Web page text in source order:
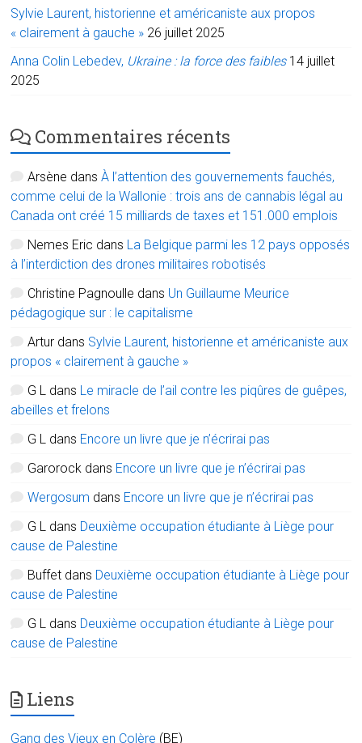
Sylvie Laurent, historienne et américaniste aux propos
« clairement à gauche » 26 juillet 2025
Anna Colin Lebedev, Ukraine : la force des faibles 14 juillet
2025
Commentaires récents
Arsène dansÀ l’attention des gouvernements fauchés,
comme celui de la Wallonie : trois ans de cannabis légal au
Canada ont créé 15 milliards de taxes et 151.000 emplois
Nemes Eric dans La Belgique parmi les 12 pays opposés
à l’interdiction des drones militaires robotisés
Christine Pagnoulle dans Un Guillaume Meurice
pédagogique sur : le capitalisme
Artur dans Sylvie Laurent, historienne et américaniste aux
propos « clairement à gauche »
G L dans Le miracle de l’ail contre les piqûres de guêpes,
abeilles et frelons
G L dans Encore un livre que je n’écrirai pas
Garorock dans Encore un livre que je n’écrirai pas
Wergosum dans Encore un livre que je n’écrirai pas
G L dans Deuxième occupation étudiante à Liège pour
cause de Palestine
Buffet dans Deuxième occupation étudiante à Liège pour
cause de Palestine
G L dans Deuxième occupation étudiante à Liège pour
cause de Palestine
Liens
Gang des Vieux en Colère (BE)